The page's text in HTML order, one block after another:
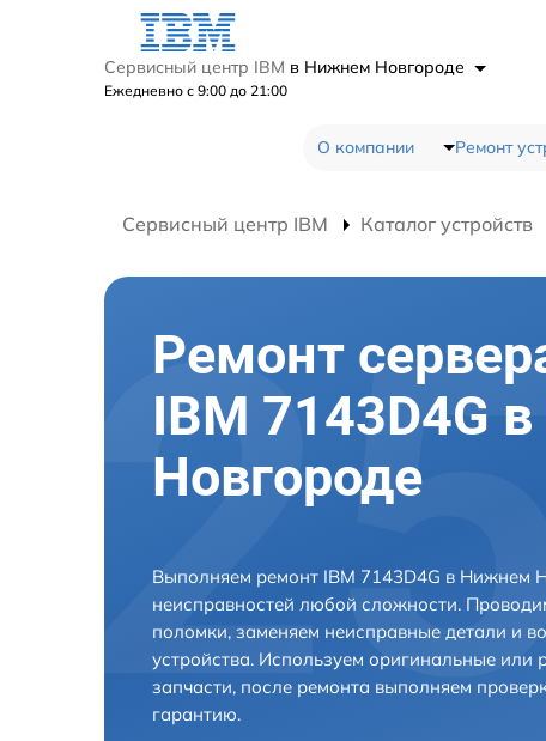
Сервисный центр IBM в Нижнем Новгороде
Ежедневно с 9:00 до 21:00
О компании Ремонт
Сервисный центр IBM Каталог устройств
Ремонт
IBM 7143D4G
Новгороде
Выполняем ремонт IBM 7143D4G в Нижнем
неисправностей любой сложности.
поломки, заменяем неисправные детали и
устройства. Используем оригинальные
запчасти, после ремонта выполняем
гарантию.